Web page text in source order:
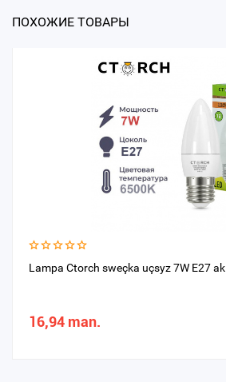
ПОХОЖИЕ ТОВАРЫ
Lampa Ctorch sweçka uçsyz 7W E27 ak
16,94 man.